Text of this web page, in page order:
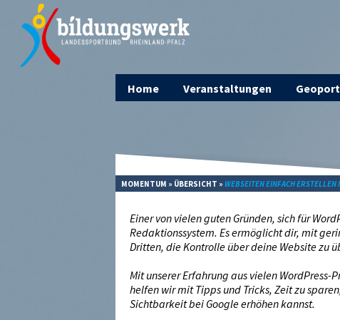
Home Veranstaltungen
MOMENTUM » ÜBERSICHT » WEBSEITEN EINFACH
Einer von vielen guten Gründen, sich für
Redaktionssystem. Es ermöglicht dir, mit
Dritten, die Kontrolle über deine Website zu
Mit unserer Erfahrung aus vielen
helfen wir mit Tipps und Tricks, Zeit zu
Sichtbarkeit bei Google erhöhen kannst.